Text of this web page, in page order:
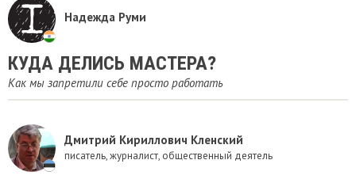
Надежда Руми
КУДА ДЕЛИСЬ МАСТЕРА?
Как мы запретили себе просто работать
Дмитрий Кириллович Кленский
писатель, журналист, общественный деятель